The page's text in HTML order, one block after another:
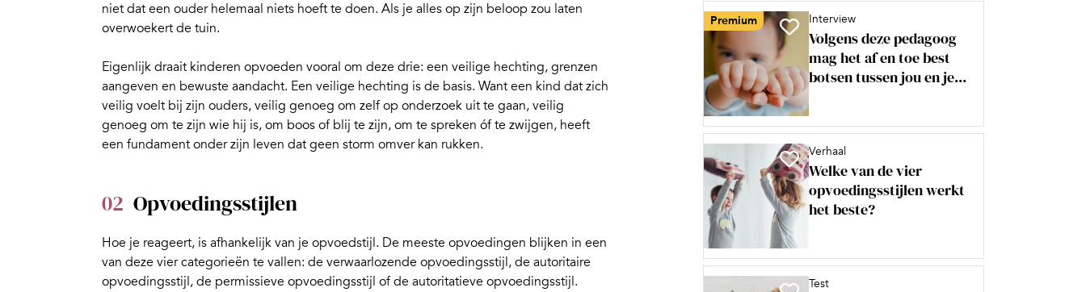
niet dat een ouder helemaal niets hoeft te doen. Als je alles op zijn beloop zou laten
overwoekert de tuin.
Eigenlijk draait kinderen opvoeden vooral om deze drie: een veilige hechting, grenzen
aangeven en bewuste aandacht. Een veilige hechting is de basis. Want een kind dat zich
veilig voelt bij zijn ouders, veilig genoeg om zelf op onderzoek uit te gaan, veilig
genoeg om te zijn wie hij is, om boos of blij te zijn, om te spreken óf te zwijgen, heeft
een fundament onder zijn leven dat geen storm omver kan rukken.
02 Opvoedingsstijlen
Hoe je reageert, is afhankelijk van je opvoedstijl. De meeste opvoedingen blijken in een
van deze vier categorieën te vallen: de verwaarlozende opvoedingsstijl, de autoritaire
opvoedingsstijl, de permissieve opvoedingsstijl of de autoritatieve opvoedingsstijl.
Premium Interview
Volgens deze pedagoog
mag het af en toe best
botsen tussen jou en je...
Verhaal
Welke van de vier
opvoedingsstijlen werkt
het beste?
Test